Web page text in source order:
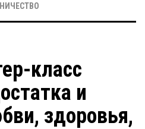
класс
и
здоровья,